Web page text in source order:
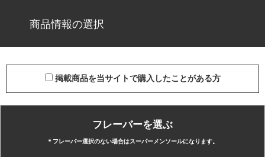
商品情報の選択
掲載商品を当サイトで購入したことがある方
フレーバーを選ぶ
＊フレーバー選択のない場合はスーパーメンソールになります。